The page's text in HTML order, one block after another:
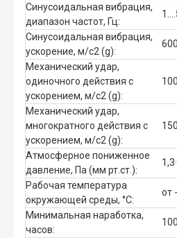
Синусоидальная вибрация,
диапазон частот, Гц:
Синусоидальная вибрация,
ускорение, м/с2 (g):
Механический удар,
одиночного действия с
ускорением, м/с2 (g):
Механический удар,
многократного действия с
ускорением, м/с2 (g):
Атмосферное пониженное
давление, Па (мм рт.ст.):
Рабочая температура
окружающей среды, °C:
от
Минимальная наработка,
часов: